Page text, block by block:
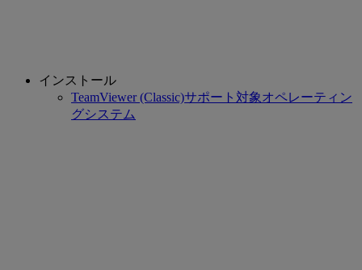
インストール
TeamViewer (Classic)サポート対象オペレーティン
グシステム